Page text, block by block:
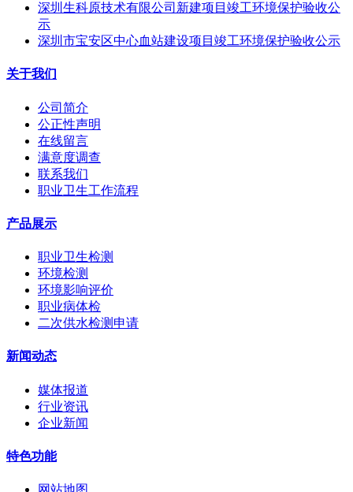
深圳生科原技术有限公司新建项目竣工环境保护验收公
示
深圳市宝安区中心血站建设项目竣工环境保护验收公示
关于我们
公司简介
公正性声明
在线留言
满意度调查
联系我们
职业卫生工作流程
产品展示
职业卫生检测
环境检测
环境影响评价
职业病体检
二次供水检测申请
新闻动态
媒体报道
行业资讯
企业新闻
特色功能